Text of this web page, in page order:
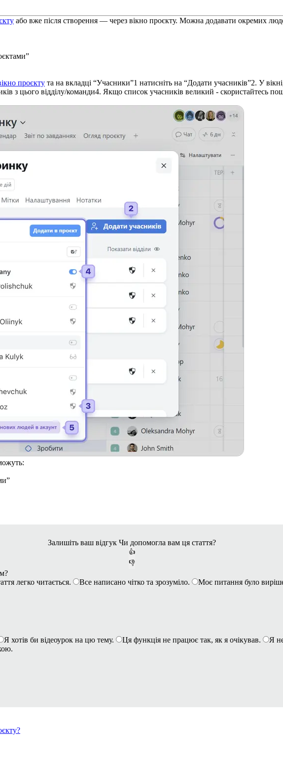
або вже після створення — через вікно проєкту. Можна додавати окремих
проєкту та на вкладці “Учасники”1 натисніть на “Додати учасників”2. У
з цього відділу/команди4. Якщо список учасників великий - скористайтесь
Залишіть ваш відгук Чи допомогла вам ця стаття?
👍
👎
легко читається. Все написано чітко та зрозуміло. Моє питання було
Я хотів би відеоурок на цю тему. Ця функція не працює так, як я очікував. Я